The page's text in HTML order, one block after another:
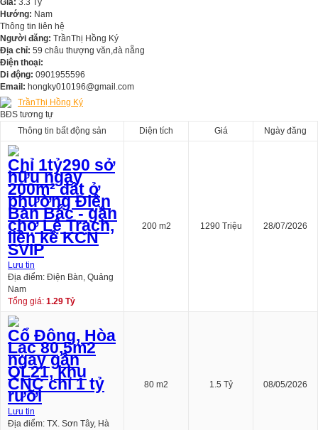
Giá: 3.3 Tỷ
Hướng: Nam
Thông tin liên hệ
Người đăng: TrầnThị Hồng Ký
Địa chỉ: 59 châu thượng văn,đà nẵng
Điện thoại:
Di động: 0901955596
Email: hongky010196@gmail.com
TrầnThị Hồng Ký
BĐS tương tự
Thông tin bất động sản
Diện tích Giá Ngày đăng
Chỉ 1tỷ290 sở
hữu ngay
200m² đất ở
phường Điện
Bàn Bắc - gần
chợ Lệ Trạch,
liền kề KCN
SVIP
Lưu tin
Địa điểm: Điện Bàn, Quảng
Nam
Tổng giá: 1.29 Tỷ
200 m2 1290 Triệu 28/07/2026
Cổ Đông, Hòa
Lạc 80,5m2
ngay gần
QL21, khu
CNC chỉ 1 tỷ
rưỡi
Lưu tin
Địa điểm: TX. Sơn Tây, Hà
80 m2 1.5 Tỷ 08/05/2026